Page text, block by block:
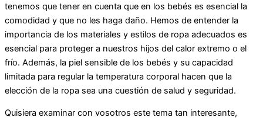
tenemos que tener en cuenta que en los bebés es esencial la
comodidad y que no les haga daño. Hemos de entender la
importancia de los materiales y estilos de ropa adecuados es
esencial para proteger a nuestros hijos del calor extremo o el
frío. Además, la piel sensible de los bebés y su capacidad
limitada para regular la temperatura corporal hacen que la
elección de la ropa sea una cuestión de salud y seguridad.
Quisiera examinar con vosotros este tema tan interesante,